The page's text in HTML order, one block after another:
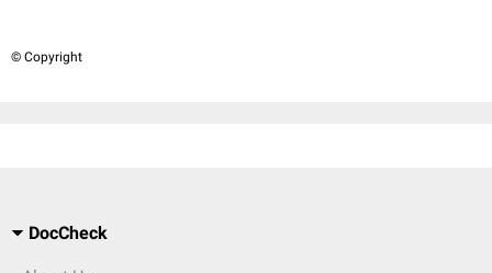
© Copyright
DocCheck